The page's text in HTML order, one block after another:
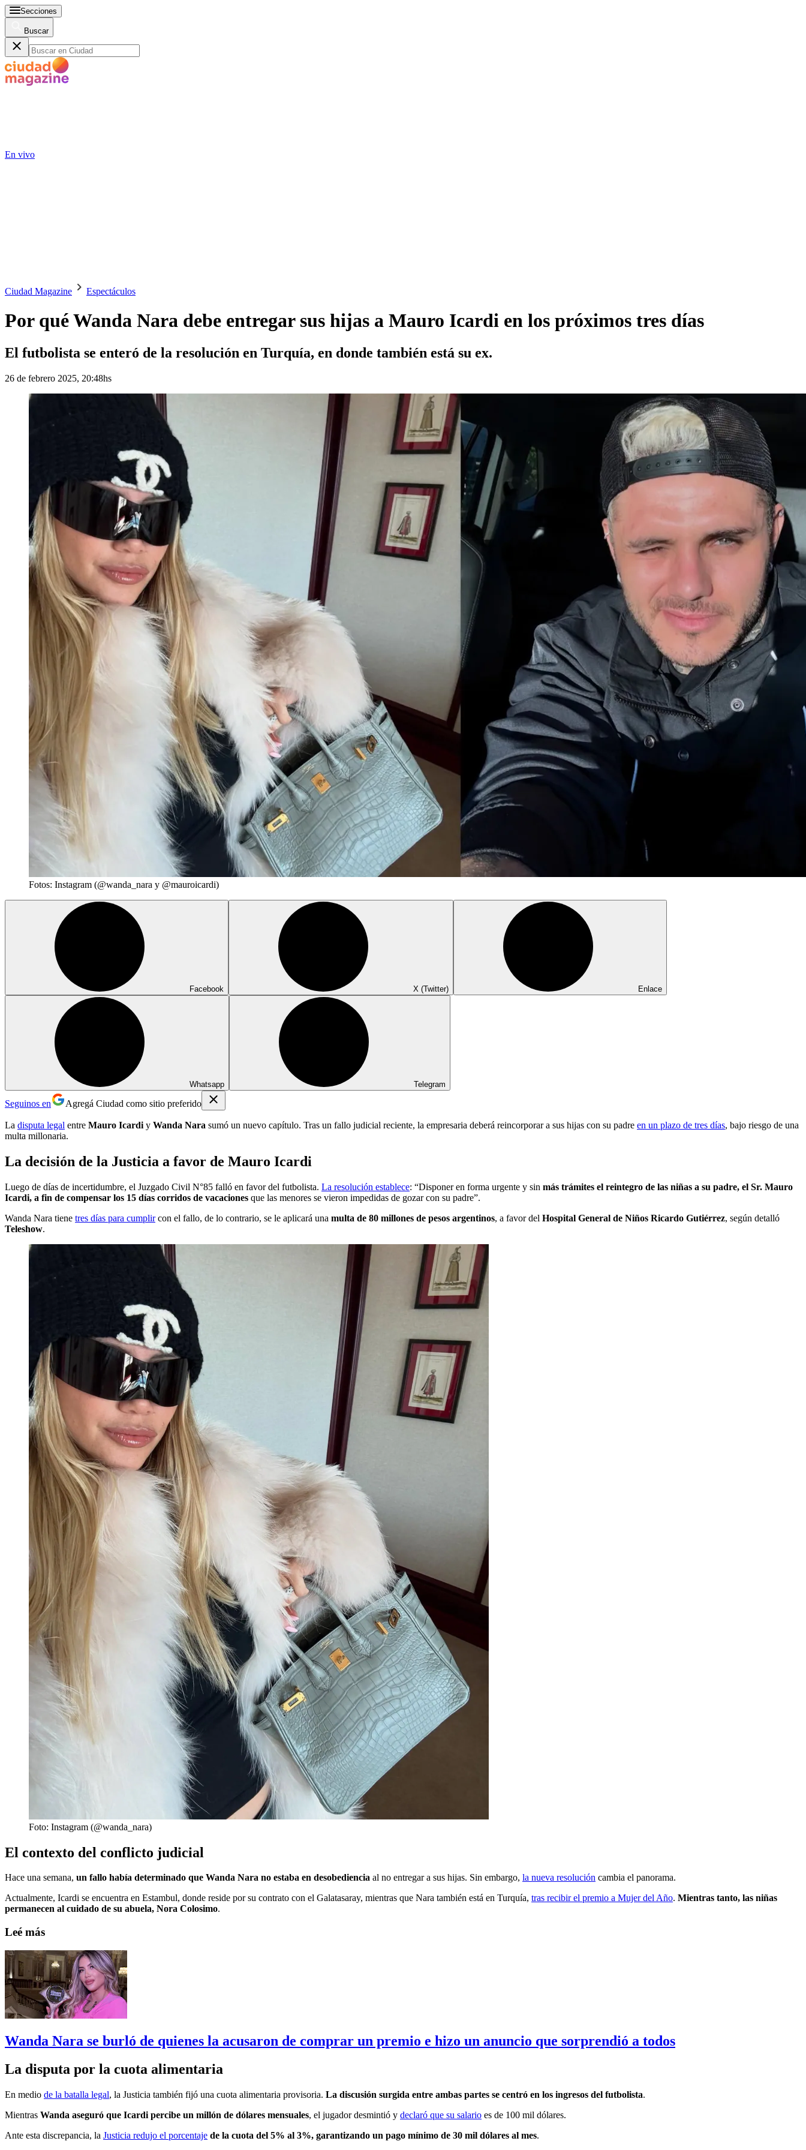
Secciones
Buscar
En vivo
Ciudad Magazine Espectáculos
Por qué Wanda Nara debe entregar sus hijas a Mauro Icardi en los próximos tres días
El futbolista se enteró de la resolución en Turquía, en donde también está su ex.
26 de febrero 2025, 20:48hs
Fotos: Instagram (@wanda_nara y @mauroicardi)
Facebook X (Twitter) Enlace
Whatsapp Telegram
Seguinos en Agregá Ciudad como sitio preferido
La disputa legal entre Mauro Icardi y Wanda Nara sumó un nuevo capítulo. Tras un fallo judicial reciente, la empresaria deberá reincorporar a sus hijas con su padre en un plazo de tres días, bajo riesgo de una
multa millonaria.
La decisión de la Justicia a favor de Mauro Icardi
Luego de días de incertidumbre, el Juzgado Civil N°85 falló en favor del futbolista. La resolución establece: “Disponer en forma urgente y sin más trámites el reintegro de las niñas a su padre, el Sr. Mauro
Icardi, a fin de compensar los 15 días corridos de vacaciones que las menores se vieron impedidas de gozar con su padre”.
Wanda Nara tiene tres días para cumplircon el fallo, de lo contrario, se le aplicará una multa de 80 millones de pesos argentinos, a favor del Hospital General de Niños Ricardo Gutiérrez, según detalló
Teleshow.
Foto: Instagram (@wanda_nara)
El contexto del conflicto judicial
Hace una semana, un fallo había determinado que Wanda Nara no estaba en desobediencia al no entregar a sus hijas. Sin embargo, la nueva resolución cambia el panorama.
Actualmente, Icardi se encuentra en Estambul, donde reside por su contrato con el Galatasaray, mientras que Nara también está en Turquía, tras recibir el premio a Mujer del Año. Mientras tanto, las niñas
permanecen al cuidado de su abuela, Nora Colosimo.
Leé más
Wanda Nara se burló de quienes la acusaron de comprar un premio e hizo un anuncio que sorprendió a todos
La disputa por la cuota alimentaria
En medio de la batalla legal, la Justicia también fijó una cuota alimentaria provisoria. La discusión surgida entre ambas partes se centró en los ingresos del futbolista.
Mientras Wanda aseguró que Icardi percibe un millón de dólares mensuales, el jugador desmintió y declaró que su salario es de 100 mil dólares.
Ante esta discrepancia, la Justicia redujo el porcentaje de la cuota del 5% al 3%, garantizando un pago mínimo de 30 mil dólares al mes.